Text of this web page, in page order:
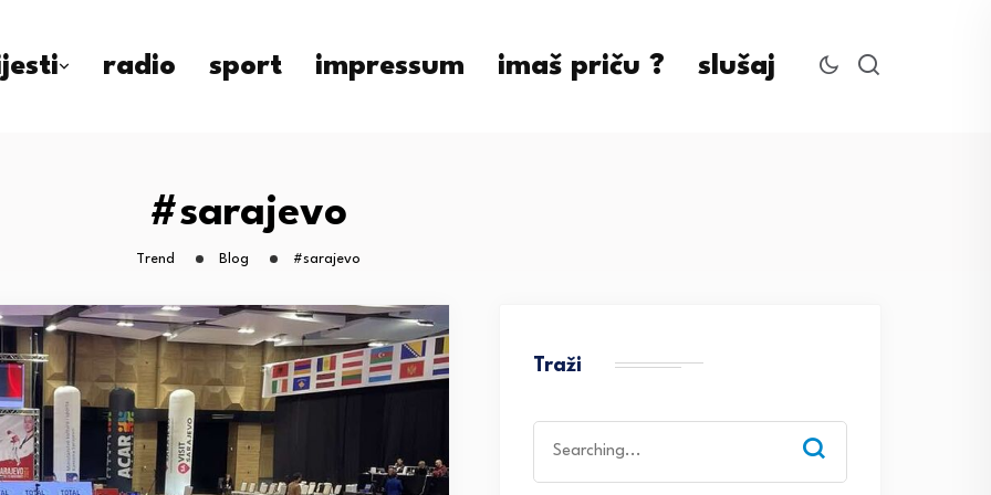
radio sport impressum imaš priču ? slušaj
#sarajevo
Trend Blog #sarajevo
Traži
for: